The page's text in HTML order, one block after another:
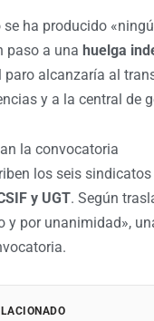
ha producido
paso a una huelga
paro alcanzaría al
y a la central de
la convocatoria
los seis
y UGT. Según
y por unanimidad»,